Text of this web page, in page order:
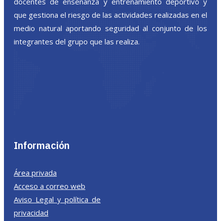
que gestiona el riesgo de las actividades realizadas en el
medio natural aportando seguridad al conjunto de los
integrantes del grupo que las realiza.
Información
Área privada
Acceso a correo web
Aviso Legal y política de
privacidad